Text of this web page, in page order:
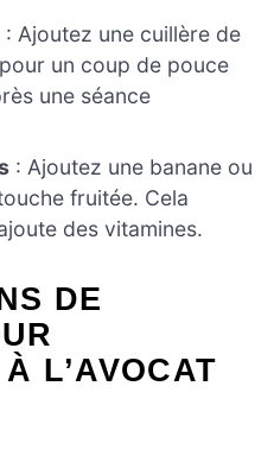
: Ajoutez une cuillère de
un coup de pouce
une séance
: Ajoutez une banane ou
fruitée. Cela
des vitamines.
DE
L’AVOCAT